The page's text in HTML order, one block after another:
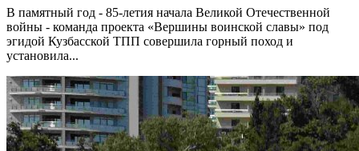
В памятный год - 85-летия начала Великой Отечественной
войны - команда проекта «Вершины воинской славы» под
эгидой Кузбасской ТПП совершила горный поход и
установила...